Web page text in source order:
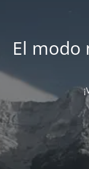
El